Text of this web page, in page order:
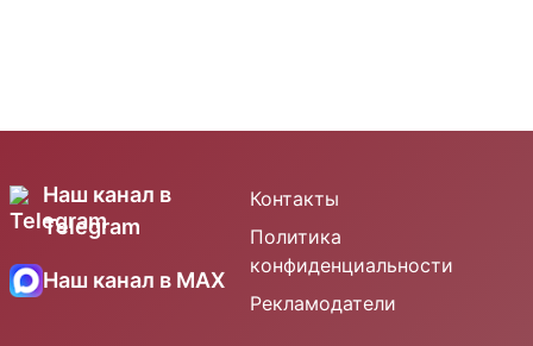
Наш канал в
Telegram
Наш канал в MAX
Контакты
Политика
конфиденциальности
Рекламодатели